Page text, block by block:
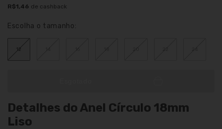
R$1,46 de cashback
Escolha o tamanho:
12
Detalhes do Anel Círculo 18mm
Liso